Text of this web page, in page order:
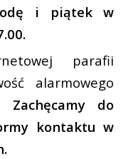
i piątek w
parafii
alarmowego
Zachęcamy do
kontaktu w